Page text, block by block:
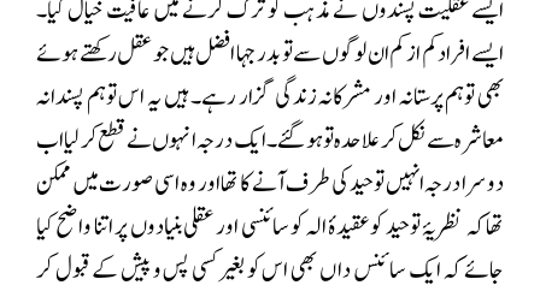
ایسے عقلیت پسندوں نے مذہب کو ترک کرنے میں عافیت خیال کیا۔
ایسے افراد کم از کم ان لوگوں سے تو بدرجہا افضل ہیں جو عقل رکھتے ہوئے
بھی توہم پرستانہ اور مشرکانہ زندگی گزار رہے۔ ہیں یہ اس توہم پسندانہ
معاشرہ سے نکل کر علاحدہ تو ہو گئے۔ ایک درجہ انہوں نے قطع کر لیا اب
دوسرا درجہ انہیں توحید کی طرف آنے کا تھا اور وہ اسی صورت میں ممکن
تھا کہ نظریۂ توحید کو عقیدۂ الہ کو سائنسی اور عقلی بنیادوں پر اتنا واضح کیا
جائے کہ ایک سائنس دا ں بھی اس کو بغیر کسی پس و پیش کے قبول کر